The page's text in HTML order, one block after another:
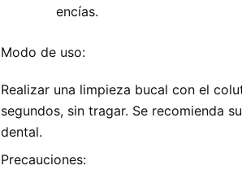
encías.
Modo de uso:
Realizar una limpieza bucal con el
segundos, sin tragar. Se recomienda
dental.
Precauciones: